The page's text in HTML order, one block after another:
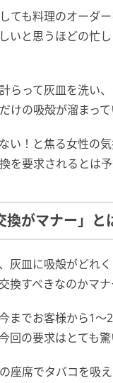
ても料理のオーダ
いと思うほどの忙
らって灰皿を洗い
けの吸殻が溜まっ
い！と焦る女性の
を要求されるとは予
換がマナー」と
灰皿に吸殻がどれ
換すべきなのかマ
までお客様から1
回の要求はとても驚
座席でタバコを吸